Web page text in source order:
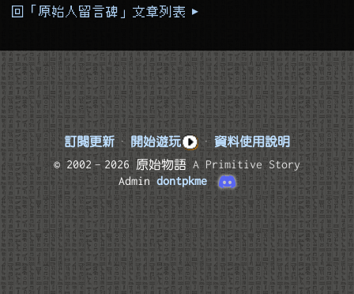
回「原始人留言碑」文章列表 ▸
訂閱更新 · 開始遊玩 · 資料使用說明
© 2002–2026 原始物語A Primitive Story
Admin dontpkme